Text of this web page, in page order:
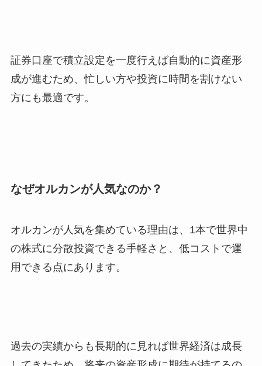
証券口座で積立設定を一度行えば自動的に資産形
成が進むため、忙しい方や投資に時間を割けない
方にも最適です。
なぜオルカンが人気なのか？
オルカンが人気を集めている理由は、1本で世界中
の株式に分散投資できる手軽さと、低コストで運
用できる点にあります。
過去の実績からも長期的に見れば世界経済は成長